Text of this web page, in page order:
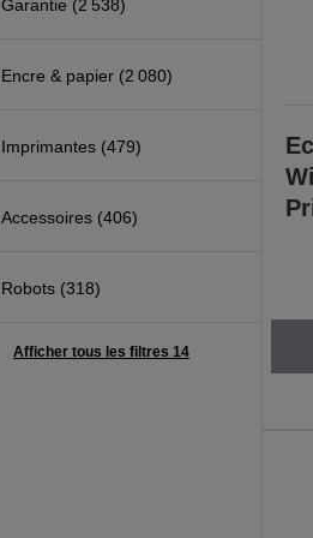
Garantie (2 538)
Encre & papier (2 080)
Imprimantes (479)
Accessoires (406)
Robots (318)
Afficher tous les filtres 14